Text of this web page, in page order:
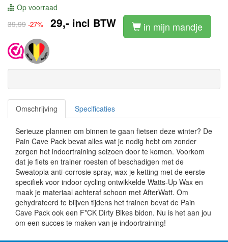
Op voorraad
39,99 -27% 29,- incl BTW in mijn mandje
Omschrijving Specificaties
Serieuze plannen om binnen te gaan fietsen deze winter? De
Pain Cave Pack bevat alles wat je nodig hebt om zonder
zorgen het indoortraining seizoen door te komen. Voorkom
dat je fiets en trainer roesten of beschadigen met de
Sweatopia anti-corrosie spray, wax je ketting met de eerste
specifiek voor indoor cycling ontwikkelde Watts-Up Wax en
maak je materiaal achteraf schoon met AfterWatt. Om
gehydrateerd te blijven tijdens het trainen bevat de Pain
Cave Pack ook een F*CK Dirty Bikes bidon. Nu is het aan jou
om een succes te maken van je indoortraining!